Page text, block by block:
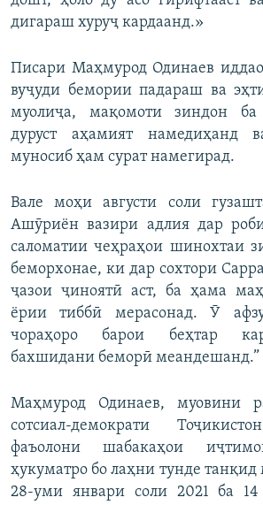
дигараш хуруҷ кардаанд.»
Писари Маҳмурод Одинаев
вуҷуди бемории падараш ва
муолиҷа, мақомоти зиндон ба
дуруст аҳамият намедиҳанд
муносиб ҳам сурат намегирад.
Вале моҳи августи соли
Ашӯриён вазири адлия дар
саломатии чеҳраҳои шинохтаи
беморхонае, ки дар сохтори
ҷазои ҷиноятӣ аст, ба ҳама
ёрии тиббӣ мерасонад. Ӯ
чораҳоро барои беҳтар
бахшидани беморӣ меандешанд.”
Маҳмурод Одинаев, муовини
сотсиал-демократи
фаъолони шабакаҳои
ҳукуматро бо лаҳни тунде танқид
28-уми январи соли 2021 ба